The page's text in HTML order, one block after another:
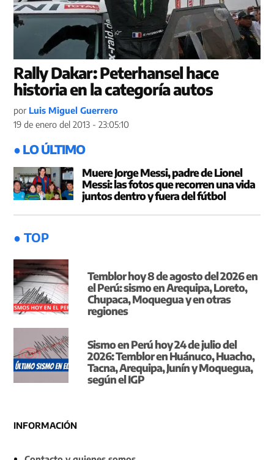
Rally Dakar: Peterhansel hace
historia en la categoría autos
por Luis Miguel Guerrero
19 de enero del 2013 - 23:05:10
● LO ÚLTIMO
Muere Jorge Messi, padre de Lionel
Messi: las fotos que recorren una vida
juntos dentro y fuera del fútbol
● TOP
Temblor hoy 8 de agosto del 2026 en
el Perú: sismo en Arequipa, Loreto,
Chupaca, Moquegua y en otras
regiones
Sismo en Perú hoy 24 de julio del
2026: Temblor en Huánuco, Huacho,
Tacna, Arequipa, Junín y Moquegua,
según el IGP
INFORMACIÓN